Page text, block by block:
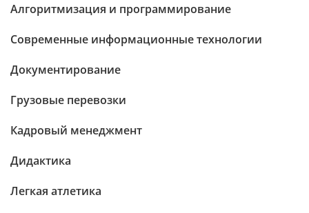
Алгоритмизация и программирование
Современные информационные технологии
Документирование
Грузовые перевозки
Кадровый менеджмент
Дидактика
Легкая атлетика